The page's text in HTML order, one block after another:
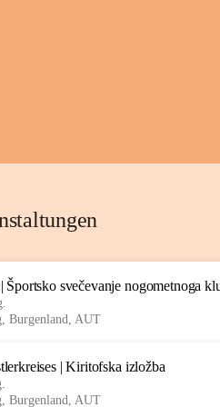
Športsko svečevanje nogometnoga
Burgenland, AUT
| Kiritofska izložba
Burgenland, AUT